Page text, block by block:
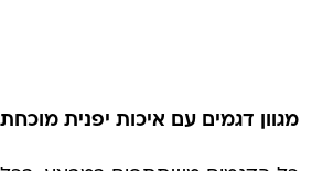
מגוון דגמים עם איכות יפנית מוכחת